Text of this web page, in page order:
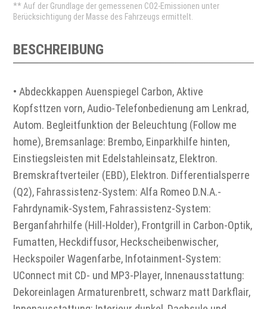
** Auf der Grundlage der gemessenen CO2-Emissionen unter
Berücksichtigung der Masse des Fahrzeugs ermittelt.
BESCHREIBUNG
• Abdeckkappen Auenspiegel Carbon, Aktive
Kopfsttzen vorn, Audio-Telefonbedienung am Lenkrad,
Autom. Begleitfunktion der Beleuchtung (Follow me
home), Bremsanlage: Brembo, Einparkhilfe hinten,
Einstiegsleisten mit Edelstahleinsatz, Elektron.
Bremskraftverteiler (EBD), Elektron. Differentialsperre
(Q2), Fahrassistenz-System: Alfa Romeo D.N.A.-
Fahrdynamik-System, Fahrassistenz-System:
Berganfahrhilfe (Hill-Holder), Frontgrill in Carbon-Optik,
Fumatten, Heckdiffusor, Heckscheibenwischer,
Heckspoiler Wagenfarbe, Infotainment-System:
UConnect mit CD- und MP3-Player, Innenausstattung:
Dekoreinlagen Armaturenbrett, schwarz matt Darkflair,